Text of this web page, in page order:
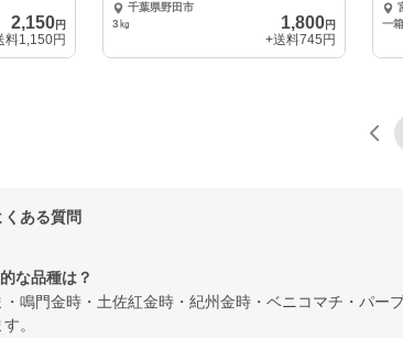
2,150円
料1,150円
千葉県野田市
3㎏
1,800円
+送料745円
一
ある質問
な品種は？
鳴門金時・土佐紅金時・紀州金時・ベニコマチ・パ
。